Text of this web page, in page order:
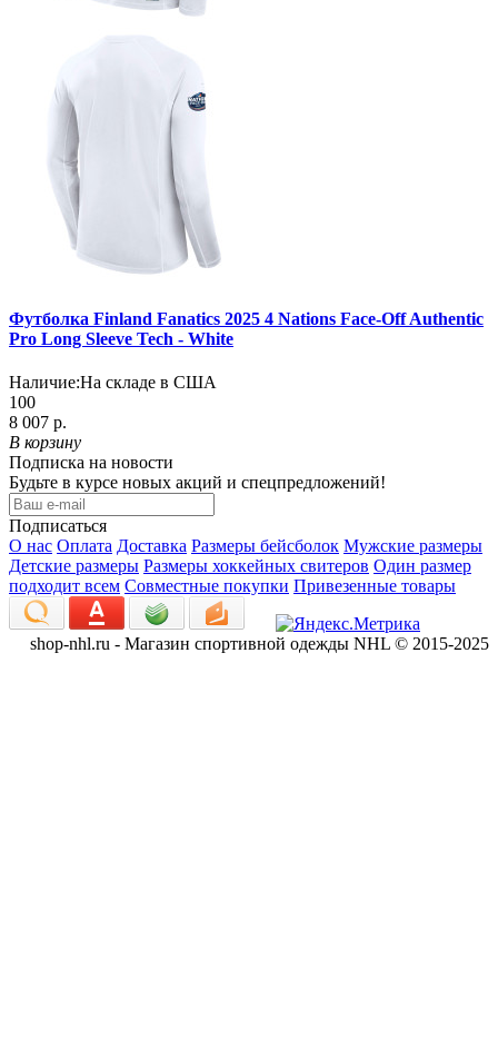
Футболка Finland Fanatics 2025 4 Nations Face-Off Authentic
Pro Long Sleeve Tech - White
Наличие:На складе в США
100
8 007 р.
В корзину
Подписка на новости
Будьте в курсе новых акций и спецпредложений!
Подписаться
О нас Оплата Доставка Размеры бейсболок Мужские размеры
Детские размеры Размеры хоккейных свитеров Один размер
подходит всем Совместные покупки Привезенные товары
shop-nhl.ru - Магазин спортивной одежды NHL © 2015-2025